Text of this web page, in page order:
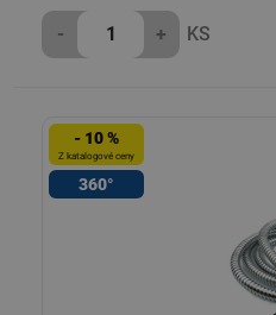
- + KS
- 10 %
Z katalogové ceny
360°